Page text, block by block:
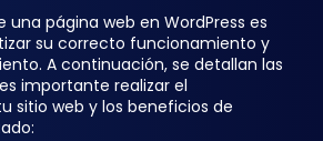
página web en WordPress es
su correcto funcionamiento y
A continuación, se detallan las
importante realizar el
sitio web y los beneficios de